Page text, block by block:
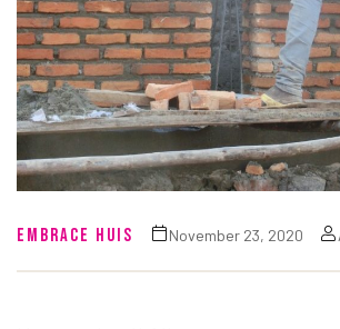
EMBRACE HUIS November 23, 2020